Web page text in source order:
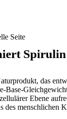
Seite
Spirulin
das
Base-
Ebene
des menschlichen